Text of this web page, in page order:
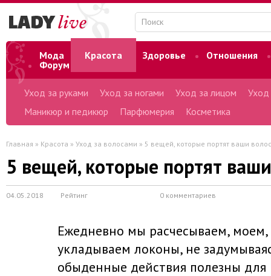
Мода Красота Здоровье
Отношения
Форум
Уход за руками Уход за ногами Уход за лицом
Уход
Маникюр и педикюр
Парфюмерия Косметика
Главная » Красота » Уход за волосами » 5 вещей, которые портят ваши
5 вещей, которые портят
04.05.2018 Рейтинг 0 комментариев
Ежедневно мы расчесываем,
укладываем локоны, не
обыденные действия полезны для